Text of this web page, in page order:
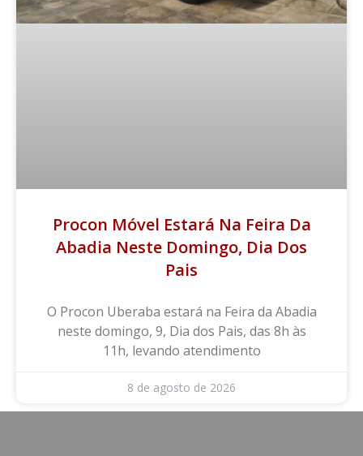
Procon Móvel Estará Na Feira Da
Abadia Neste Domingo, Dia Dos
Pais
O Procon Uberaba estará na Feira da Abadia
neste domingo, 9, Dia dos Pais, das 8h às
11h, levando atendimento
8 de agosto de 2026